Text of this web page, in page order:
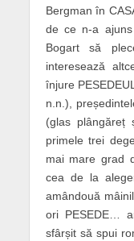
Bergman în
de ce n-a
Bogart să
interesează
înjure
n.n.),
(glas plângăreț
primele trei
mai mare grad
cea de la
amândouă
ori PESEDE…
sfârșit să spui